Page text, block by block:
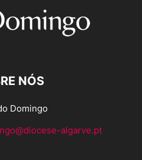
NÓS
Domingo
algarve.pt